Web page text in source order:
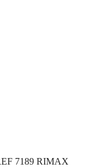
7189 RIMAX